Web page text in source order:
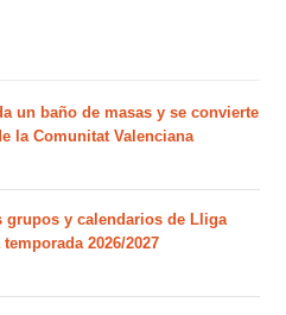
un baño de masas y se convierte
la Comunitat Valenciana
grupos y calendarios de Lliga
2026/2027